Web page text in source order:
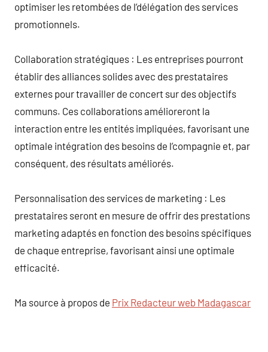
optimiser les retombées de l’délégation des services
promotionnels.
Collaboration stratégiques : Les entreprises pourront
établir des alliances solides avec des prestataires
externes pour travailler de concert sur des objectifs
communs. Ces collaborations amélioreront la
interaction entre les entités impliquées, favorisant une
optimale intégration des besoins de l’compagnie et, par
conséquent, des résultats améliorés.
Personnalisation des services de marketing : Les
prestataires seront en mesure de offrir des prestations
marketing adaptés en fonction des besoins spécifiques
de chaque entreprise, favorisant ainsi une optimale
efficacité.
Ma source à propos de Prix Redacteur web Madagascar